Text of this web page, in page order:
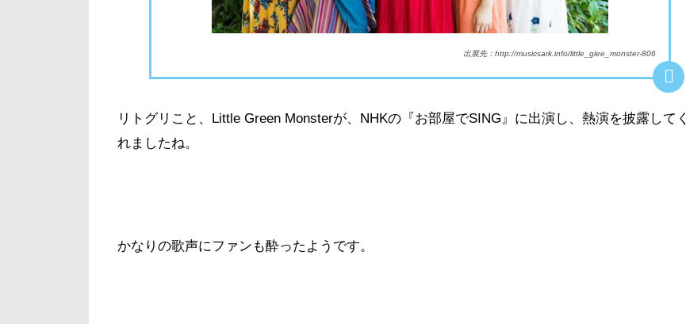
出展先：http://musicsark.info/little_glee_monster-806
リトグリこと、Little Green Monsterが、NHKの『お部屋でSING』に出演し、熱演を披露してく
れましたね。
かなりの歌声にファンも酔ったようです。